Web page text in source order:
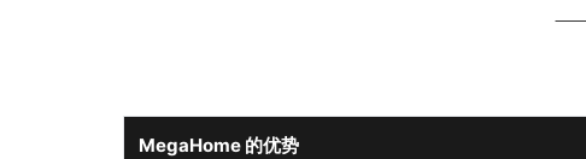
MegaHome 的优势